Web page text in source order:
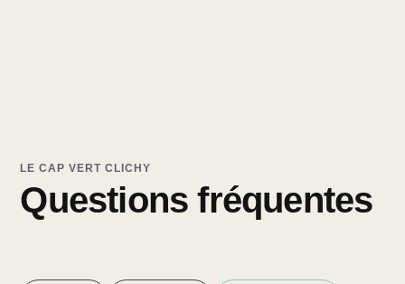
LE CAP VERT CLICHY
Questions fréquentes